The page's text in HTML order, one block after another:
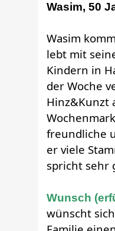
Wasim, 50
Wasim
lebt mit
Kindern in
der Woche
Hinz&Kunzt
freundliche
er viele
spricht sehr
Wunsch
wünscht